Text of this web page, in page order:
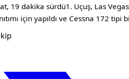
19 dakika sürdü1. Uçuş, Las
için yapıldı ve Cessna 172 tipi